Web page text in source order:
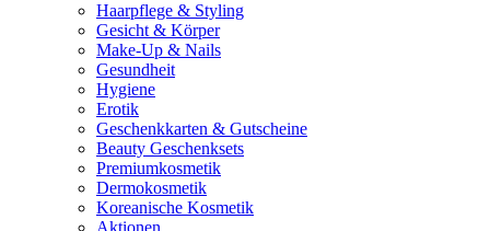
Haarpflege & Styling
Gesicht & Körper
Make-Up & Nails
Gesundheit
Hygiene
Erotik
Geschenkkarten & Gutscheine
Beauty Geschenksets
Premiumkosmetik
Dermokosmetik
Koreanische Kosmetik
Aktionen